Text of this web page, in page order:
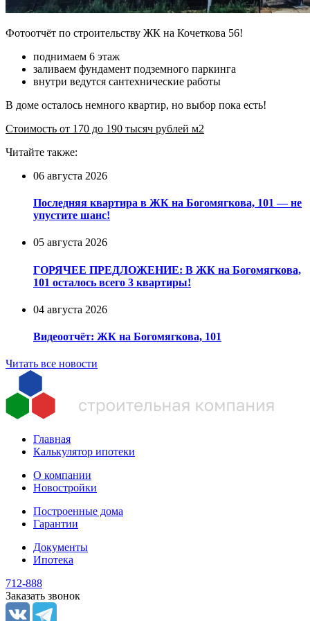
Фотоотчёт по строительству ЖК на Кочеткова 56!
поднимаем 6 этаж
заливаем фундамент подземного паркинга
внутри ведутся сантехнические работы
В доме осталось немного квартир, но выбор пока есть!
Стоимость от 170 до 190 тысяч рублей м2
Читайте также:
06 августа 2026
Последняя квартира в ЖК на Богомягкова, 101 — не
упустите шанс!
05 августа 2026
ГОРЯЧЕЕ ПРЕДЛОЖЕНИЕ: В ЖК на Богомягкова,
101 осталось всего 3 квартиры!
04 августа 2026
Видеоотчёт: ЖК на Богомягкова, 101
Читать все новости
Главная
Калькулятор ипотеки
О компании
Новостройки
Построенные дома
Гарантии
Документы
Ипотека
712-888
Заказать звонок